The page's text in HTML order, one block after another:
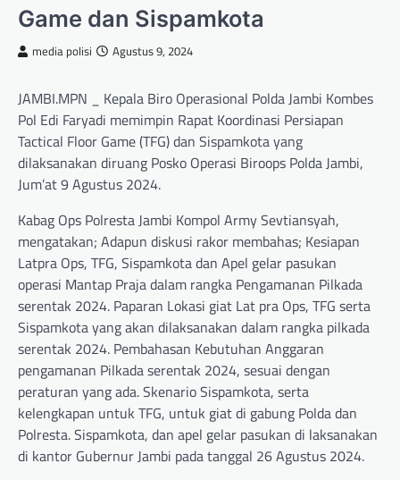
Game dan Sispamkota
media polisi Agustus 9, 2024
JAMBI.MPN _ Kepala Biro Operasional Polda Jambi Kombes
Pol Edi Faryadi memimpin Rapat Koordinasi Persiapan
Tactical Floor Game (TFG) dan Sispamkota yang
dilaksanakan diruang Posko Operasi Biroops Polda Jambi,
Jum’at 9 Agustus 2024.
Kabag Ops Polresta Jambi Kompol Army Sevtiansyah,
mengatakan; Adapun diskusi rakor membahas; Kesiapan
Latpra Ops, TFG, Sispamkota dan Apel gelar pasukan
operasi Mantap Praja dalam rangka Pengamanan Pilkada
serentak 2024. Paparan Lokasi giat Lat pra Ops, TFG serta
Sispamkota yang akan dilaksanakan dalam rangka pilkada
serentak 2024. Pembahasan Kebutuhan Anggaran
pengamanan Pilkada serentak 2024, sesuai dengan
peraturan yang ada. Skenario Sispamkota, serta
kelengkapan untuk TFG, untuk giat di gabung Polda dan
Polresta. Sispamkota, dan apel gelar pasukan di laksanakan
di kantor Gubernur Jambi pada tanggal 26 Agustus 2024.